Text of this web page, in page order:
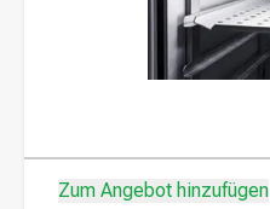
Zum Angebot hinzufügen